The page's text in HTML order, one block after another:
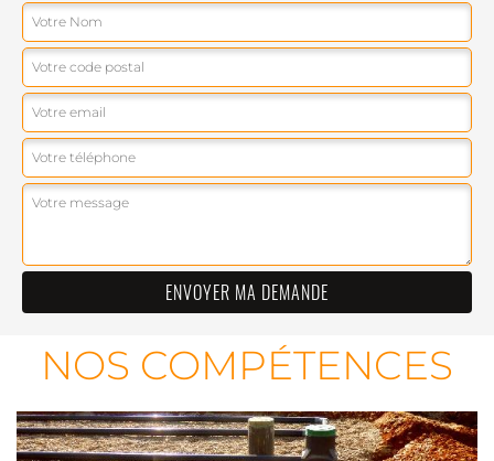
NOS COMPÉTENCES